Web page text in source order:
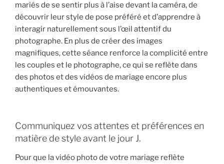
mariés de se sentir plus à l’aise devant la caméra, de
découvrir leur style de pose préféré et d’apprendre à
interagir naturellement sous l’œil attentif du
photographe. En plus de créer des images
magnifiques, cette séance renforce la complicité entre
les couples et le photographe, ce qui se reflète dans
des photos et des vidéos de mariage encore plus
authentiques et émouvantes.
Communiquez vos attentes et préférences en
matière de style avant le jour J.
Pour que la vidéo photo de votre mariage reflète